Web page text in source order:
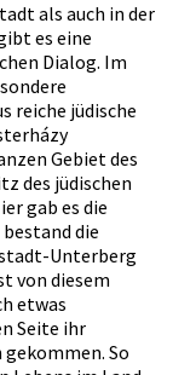
als auch in der
es eine
Dialog. Im
reiche jüdische
Gebiet des
des jüdischen
gab es die
die
Unterberg
von diesem
etwas
Seite ihr
So